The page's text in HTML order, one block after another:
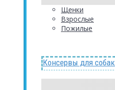
Щенки
Взрослые
Пожилые
Консервы для собак